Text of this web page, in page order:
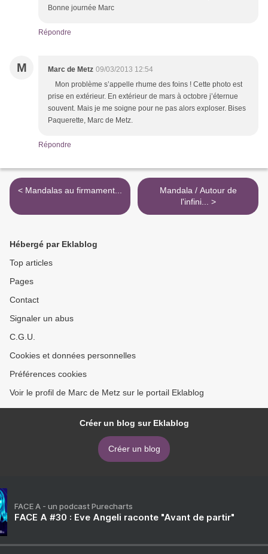
Bonne journée Marc
Répondre
M Marc de Metz 09/03/2013 12:54
Mon problème s’appelle rhume des foins ! Cette photo est
prise en extérieur. En extérieur de mars à octobre j’éternue
souvent. Mais je me soigne pour ne pas alors exploser. Bises
Paquerette, Marc de Metz.
Répondre
< Mandalas au firmament...
Mandala / Autour de
l'infini... >
Hébergé par Eklablog
Top articles
Pages
Contact
Signaler un abus
C.G.U.
Cookies et données personnelles
Préférences cookies
Voir le profil de Marc de Metz sur le portail Eklablog
Créer un blog sur Eklablog
Créer un blog
FACE A - un podcast Purecharts
FACE A #30 : Eve Angeli raconte "Avant de partir"